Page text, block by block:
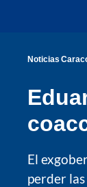
Noticias
El
perder